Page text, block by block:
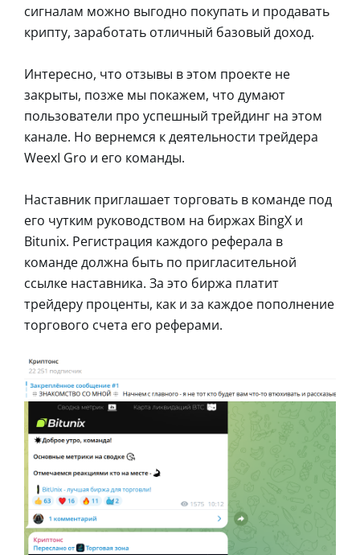
сигналам можно выгодно покупать и продавать
крипту, заработать отличный базовый доход.
Интересно, что отзывы в этом проекте не
закрыты, позже мы покажем, что думают
пользователи про успешный трейдинг на этом
канале. Но вернемся к деятельности трейдера
WeexI Gro и его команды.
Наставник приглашает торговать в команде под
его чутким руководством на биржах BingX и
Bitunix. Регистрация каждого реферала в
команде должна быть по пригласительной
ссылке наставника. За это биржа платит
трейдеру проценты, как и за каждое пополнение
торгового счета его реферами.